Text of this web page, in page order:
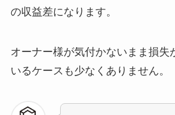
の収益差になります。
オーナー様が気付かないまま損失
いるケースも少なくありません。